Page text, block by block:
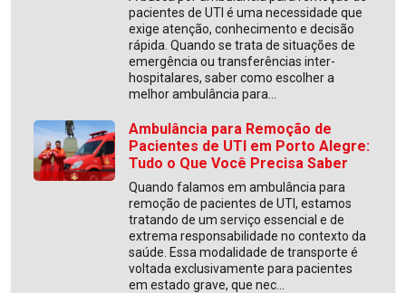
pacientes de UTI é uma necessidade que
exige atenção, conhecimento e decisão
rápida. Quando se trata de situações de
emergência ou transferências inter-
hospitalares, saber como escolher a
melhor ambulância para...
Ambulância para Remoção de
Pacientes de UTI em Porto Alegre:
Tudo o Que Você Precisa Saber
Quando falamos em ambulância para
remoção de pacientes de UTI, estamos
tratando de um serviço essencial e de
extrema responsabilidade no contexto da
saúde. Essa modalidade de transporte é
voltada exclusivamente para pacientes
em estado grave, que nec...